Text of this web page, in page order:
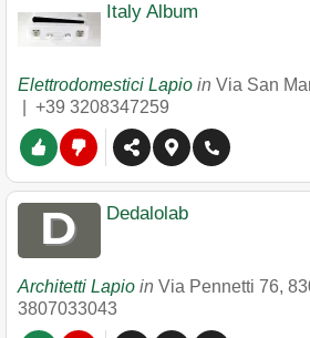
Italy Album
Elettrodomestici Lapio in Via San
+39 3208347259
Dedalolab
Architetti Lapio in Via Pennetti 76,
3807033043